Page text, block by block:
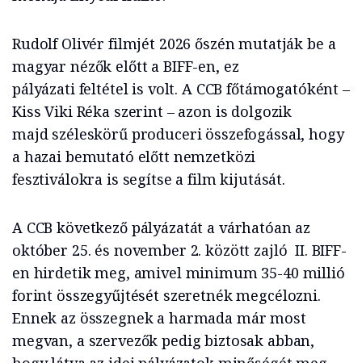
Rudolf Olivér filmjét 2026 őszén mutatják be a
magyar nézők előtt a BIFF-en, ez
pályázati feltétel is volt. A CCB főtámogatóként –
Kiss Viki Réka szerint – azon is dolgozik
majd széleskörű produceri összefogással, hogy
a hazai bemutató előtt nemzetközi
fesztiválokra is segítse a film kijutását.
A CCB következő pályázatát a várhatóan az
október 25. és november 2. között zajló II. BIFF-
en hirdetik meg, amivel minimum 35-40 millió
forint összegyűjtését szeretnék megcélozni.
Ennek az összegnek a harmada már most
megvan, a szervezők pedig biztosak abban,